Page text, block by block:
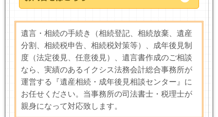
遺言・相続の手続き（相続登記、相続放棄、遺産
分割、相続税申告、相続税対策等）、成年後見制
度（法定後見、任意後見）、遺言書作成のご相談
なら、実績のあるイクシス法務会計総合事務所が
運営する『遺産相続・成年後見相談センター』に
お任せください。当事務所の司法書士・税理士が
親身になって対応致します。